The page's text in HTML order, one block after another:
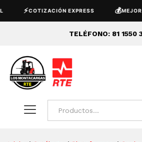
⚡ COTIZACIÓN EXPRESS 💰 MEJOR
TELÉFONO: 81 1550